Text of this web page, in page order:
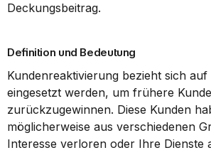
Deckungsbeitrag.
Definition und Bedeutung
Kundenreaktivierung bezieht sich auf
eingesetzt werden, um frühere
zurückzugewinnen. Diese Kunden
möglicherweise aus verschiedenen
Interesse verloren oder Ihre Dienste